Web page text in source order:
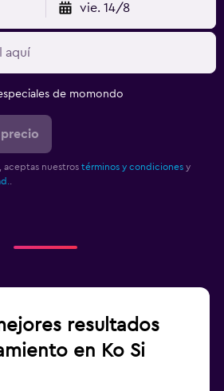
vie. 14/8
de momondo
aceptas nuestros términos y condiciones y
resultados
en Ko Si